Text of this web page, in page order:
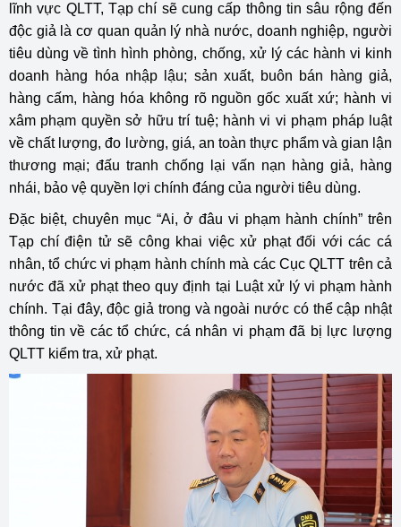
lĩnh vực QLTT, Tạp chí sẽ cung cấp thông tin sâu rộng đến
độc giả là cơ quan quản lý nhà nước, doanh nghiệp, người
tiêu dùng về tình hình phòng, chống, xử lý các hành vi kinh
doanh hàng hóa nhập lậu; sản xuất, buôn bán hàng giả,
hàng cấm, hàng hóa không rõ nguồn gốc xuất xứ; hành vi
xâm phạm quyền sở hữu trí tuệ; hành vi vi phạm pháp luật
về chất lượng, đo lường, giá, an toàn thực phẩm và gian lận
thương mại; đấu tranh chống lại vấn nạn hàng giả, hàng
nhái, bảo vệ quyền lợi chính đáng của người tiêu dùng.
Đặc biệt, chuyên mục “Ai, ở đâu vi phạm hành chính” trên
Tạp chí điện tử sẽ công khai việc xử phạt đối với các cá
nhân, tổ chức vi phạm hành chính mà các Cục QLTT trên cả
nước đã xử phạt theo quy định tại Luật xử lý vi phạm hành
chính. Tại đây, độc giả trong và ngoài nước có thể cập nhật
thông tin về các tổ chức, cá nhân vi phạm đã bị lực lượng
QLTT kiểm tra, xử phạt.